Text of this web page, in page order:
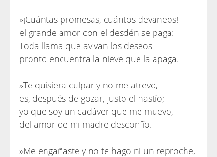
»¡Cuántas promesas, cuántos devaneos!
el grande amor con el desdén se paga:
Toda llama que avivan los deseos
pronto encuentra la nieve que la apaga.
»Te quisiera culpar y no me atrevo,
es, después de gozar, justo el hastío;
yo que soy un cadáver que me muevo,
del amor de mi madre desconfío.
»Me engañaste y no te hago ni un reproche,